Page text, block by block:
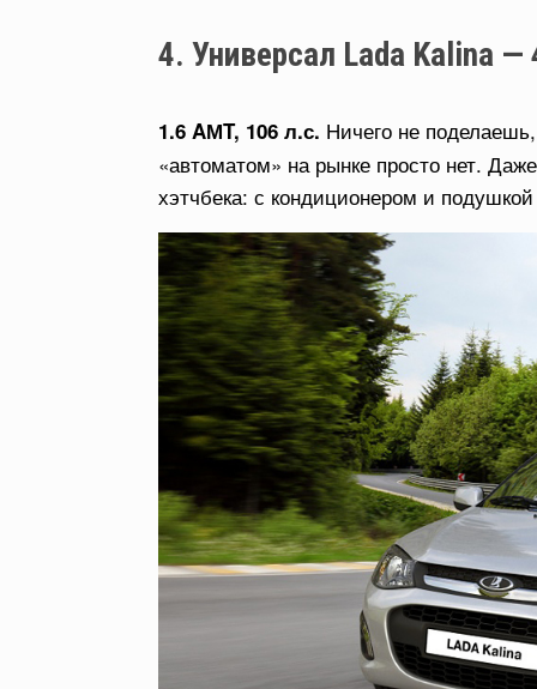
4. Универсал Lada Kalina —
1.6 AМT, 106 л.с. Ничего не
«автоматом» на рынке просто нет.
хэтчбека: с кондиционером и